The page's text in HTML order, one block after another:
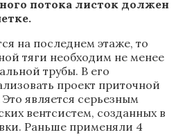
потока листок должен
на последнем этаже, то
тяги необходим не менее
трубы. В его
проект приточной
является серьезным
вентсистем, созданных в
Раньше применяли 4